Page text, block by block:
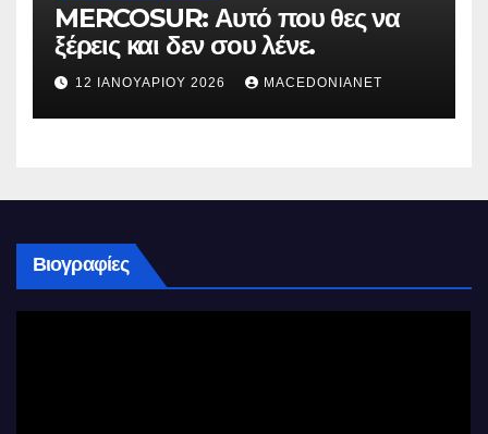
MERCOSUR: Αυτό που θες να
ξέρεις και δεν σου λένε.
12 ΙΑΝΟΥΑΡΊΟΥ 2026 MACEDONIANET
Βιογραφίες